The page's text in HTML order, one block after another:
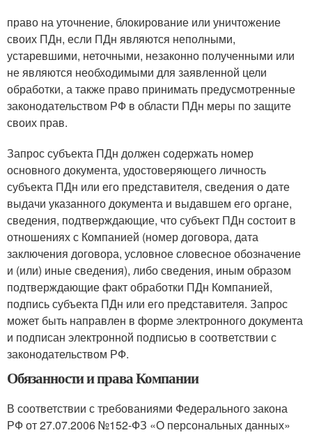
право на уточнение, блокирование или уничтожение
своих ПДн, если ПДн являются неполными,
устаревшими, неточными, незаконно полученными или
не являются необходимыми для заявленной цели
обработки, а также право принимать предусмотренные
законодательством РФ в области ПДн меры по защите
своих прав.
Запрос субъекта ПДн должен содержать номер
основного документа, удостоверяющего личность
субъекта ПДн или его представителя, сведения о дате
выдачи указанного документа и выдавшем его органе,
сведения, подтверждающие, что субъект ПДн состоит в
отношениях с Компанией (номер договора, дата
заключения договора, условное словесное обозначение
и (или) иные сведения), либо сведения, иным образом
подтверждающие факт обработки ПДн Компанией,
подпись субъекта ПДн или его представителя. Запрос
может быть направлен в форме электронного документа
и подписан электронной подписью в соответствии с
законодательством РФ.
Обязанности и права Компании
В соответствии с требованиями Федерального закона
РФ от 27.07.2006 №152-ФЗ «О персональных данных»